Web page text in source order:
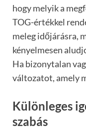
hogy melyik a
TOG-értékkel
meleg időjárásra,
kényelmesen
Ha bizonytalan
változatot, amely
Különleges
szabás